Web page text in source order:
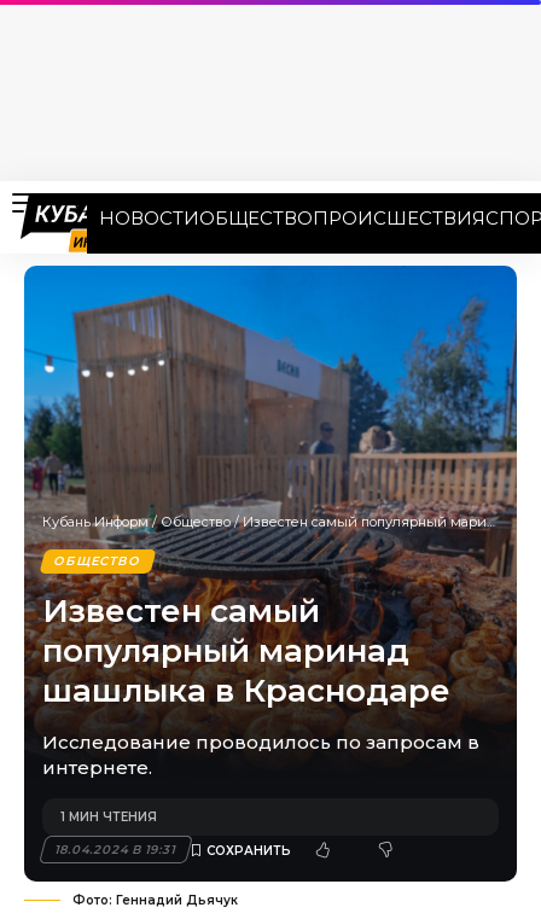
НОВОСТИОБЩЕСТВОПРОИСШЕСТВИЯ
Кубань Информ/Общество/Известен самый популярный маринад шашлыка в Краснодаре
ОБЩЕСТВО
Известен самый
популярный маринад
шашлыка в Краснодаре
Исследование проводилось по запросам в
интернете.
18.04.2024 В 19:31
1 МИН ЧТЕНИЯ
Фото: Геннадий Дьячук